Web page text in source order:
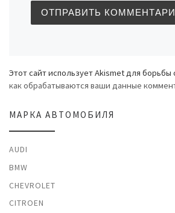
Этот сайт использует Akismet для борьбы
как обрабатываются ваши данные
МАРКА АВТОМОБИЛЯ
AUDI
BMW
CHEVROLET
CITROEN